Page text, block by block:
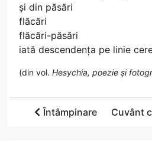
și din păsări
flăcări
flăcări-păsări
iată descendența pe linie
(din vol. Hesychia, poezie și
Întâmpinare Cuvânt